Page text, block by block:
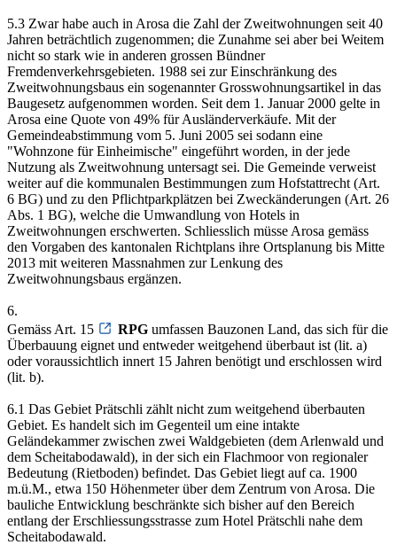
5.3 Zwar habe auch in Arosa die Zahl der Zweitwohnungen seit 40
Jahren beträchtlich zugenommen; die Zunahme sei aber bei Weitem
nicht so stark wie in anderen grossen Bündner
Fremdenverkehrsgebieten. 1988 sei zur Einschränkung des
Zweitwohnungsbaus ein sogenannter Grosswohnungsartikel in das
Baugesetz aufgenommen worden. Seit dem 1. Januar 2000 gelte in
Arosa eine Quote von 49% für Ausländerverkäufe. Mit der
Gemeindeabstimmung vom 5. Juni 2005 sei sodann eine
"Wohnzone für Einheimische" eingeführt worden, in der jede
Nutzung als Zweitwohnung untersagt sei. Die Gemeinde verweist
weiter auf die kommunalen Bestimmungen zum Hofstattrecht (Art.
6 BG) und zu den Pflichtparkplätzen bei Zweckänderungen (Art. 26
Abs. 1 BG), welche die Umwandlung von Hotels in
Zweitwohnungen erschwerten. Schliesslich müsse Arosa gemäss
den Vorgaben des kantonalen Richtplans ihre Ortsplanung bis Mitte
2013 mit weiteren Massnahmen zur Lenkung des
Zweitwohnungsbaus ergänzen.
6.
Gemäss Art. 15
RPG umfassen Bauzonen Land, das sich für die
Überbauung eignet und entweder weitgehend überbaut ist (lit. a)
oder voraussichtlich innert 15 Jahren benötigt und erschlossen wird
(lit. b).
6.1 Das Gebiet Prätschli zählt nicht zum weitgehend überbauten
Gebiet. Es handelt sich im Gegenteil um eine intakte
Geländekammer zwischen zwei Waldgebieten (dem Arlenwald und
dem Scheitabodawald), in der sich ein Flachmoor von regionaler
Bedeutung (Rietboden) befindet. Das Gebiet liegt auf ca. 1900
m.ü.M., etwa 150 Höhenmeter über dem Zentrum von Arosa. Die
bauliche Entwicklung beschränkte sich bisher auf den Bereich
entlang der Erschliessungsstrasse zum Hotel Prätschli nahe dem
Scheitabodawald.